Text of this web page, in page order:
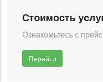
Стоимость
Ознакомьтесь с
Перейти